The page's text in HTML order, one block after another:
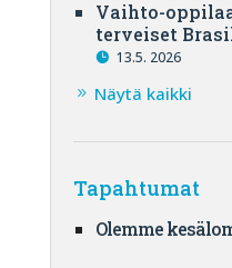
Vaihto-
terveiset
13.5. 2026
Näytä kaikki
Tapahtumat
Olemme